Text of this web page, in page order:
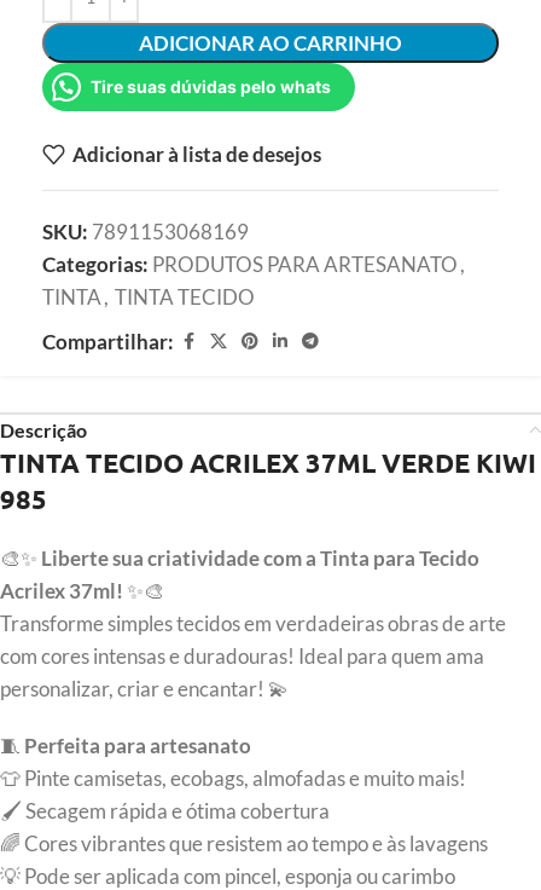
ADICIONAR AO CARRINHO
Tire suas dúvidas pelo whats
Adicionar à lista de desejos
SKU: 7891153068169
Categorias: PRODUTOS PARA ARTESANATO,
TINTA, TINTA TECIDO
Compartilhar:
Descrição
TINTA TECIDO ACRILEX 37ML VERDE KIWI
985
🎨✨ Liberte sua criatividade com a Tinta para Tecido
Acrilex 37ml! ✨🎨
Transforme simples tecidos em verdadeiras obras de arte
com cores intensas e duradouras! Ideal para quem ama
personalizar, criar e encantar! 💫
🧵 Perfeita para artesanato
👕 Pinte camisetas, ecobags, almofadas e muito mais!
🖌️ Secagem rápida e ótima cobertura
🌈 Cores vibrantes que resistem ao tempo e às lavagens
💡 Pode ser aplicada com pincel, esponja ou carimbo